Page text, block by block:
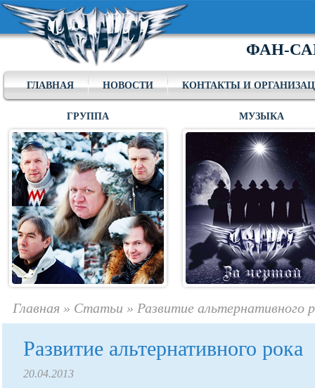
ФАН-
ГЛАВНАЯ НОВОСТИ КОНТАКТЫ И
ГРУППА МУЗЫКА
Главная » Статьи » Развитие альтернативного
Развитие альтернативного рока
20.04.2013